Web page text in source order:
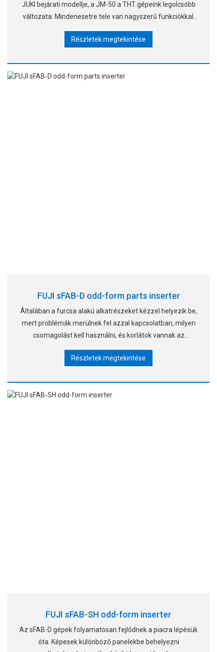
JUKI bejárati modellje, a JM-50 a THT gépeink legolcsóbb
változata. Mindenesetre tele van nagyszerű funkciókkal.
tartományát
Részletek megtekintése
FUJI sFAB-D odd-form parts inserter
Általában a furcsa alakú alkatrészeket kézzel helyezik be,
mert problémák merülnek fel azzal kapcsolatban, milyen
csomagolást kell használni, és korlátok vannak az
kezelhetnek. Azonban vannak problémák, amelyekben a
Részletek megtekintése
FUJI sFAB-SH odd-form inserter
Az sFAB-D gépek folyamatosan fejlődnek a piacra lépésük
óta. Képesek különböző panelekbe behelyezni